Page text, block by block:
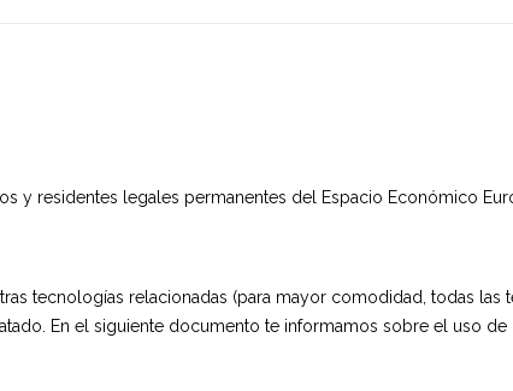
residentes legales permanentes del Espacio Económico
tecnologías relacionadas (para mayor comodidad, todas las
En el siguiente documento te informamos sobre el uso de